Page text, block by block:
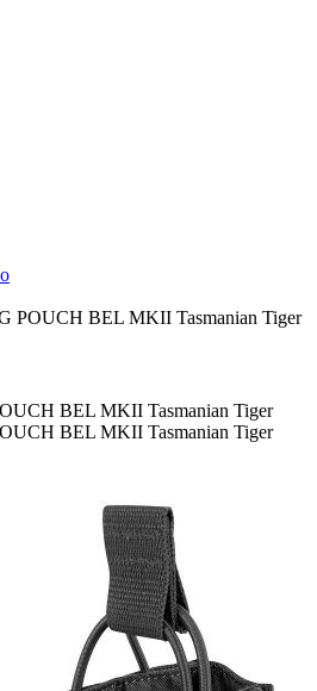
POUCH BEL MKII Tasmanian Tiger